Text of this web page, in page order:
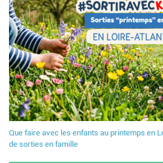
Que faire avec les enfants au printemps en
de sorties en famille